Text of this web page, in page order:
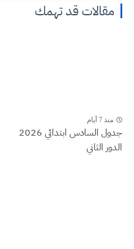
مقالات قد تهمك
منذ 7 أيام
جدول السادس ابتدائي 2026
الدور الثاني